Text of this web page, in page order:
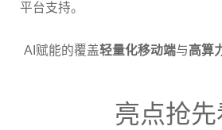
平台支持。
AI赋能的覆盖轻量化移动端与高算
亮点抢先